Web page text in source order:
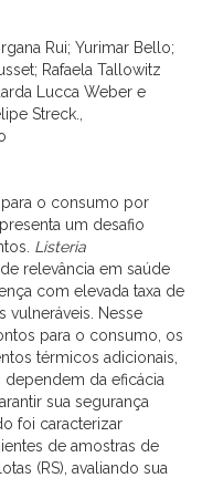
Rui; Yurimar Bello;
Rafaela Tallowitz
Lucca Weber e
Streck.,
o consumo por
um desafio
Listeria
relevância em saúde
com elevada taxa de
vulneráveis. Nesse
para o consumo, os
térmicos adicionais,
da eficácia
sua segurança
foi caracterizar
de amostras de
(RS), avaliando sua